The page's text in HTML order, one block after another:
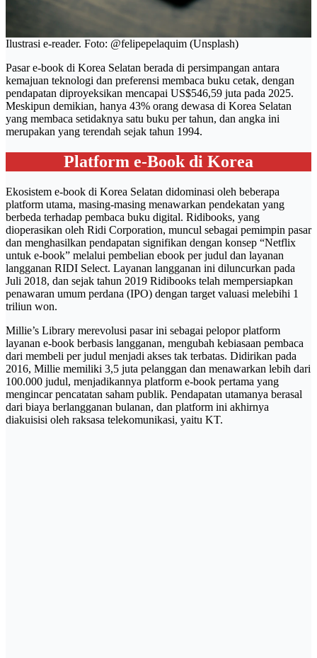
Ilustrasi e-reader. Foto: @felipepelaquim (Unsplash)
Pasar e-book di Korea Selatan berada di persimpangan antara
kemajuan teknologi dan preferensi membaca buku cetak, dengan
pendapatan diproyeksikan mencapai US$546,59 juta pada 2025.
Meskipun demikian, hanya 43% orang dewasa di Korea Selatan
yang membaca setidaknya satu buku per tahun, dan angka ini
merupakan yang terendah sejak tahun 1994.
Platform e-Book di Korea
Ekosistem e-book di Korea Selatan didominasi oleh beberapa
platform utama, masing-masing menawarkan pendekatan yang
berbeda terhadap pembaca buku digital. Ridibooks, yang
dioperasikan oleh Ridi Corporation, muncul sebagai pemimpin pasar
dan menghasilkan pendapatan signifikan dengan konsep “Netflix
untuk e-book” melalui pembelian ebook per judul dan layanan
langganan RIDI Select. Layanan langganan ini diluncurkan pada
Juli 2018, dan sejak tahun 2019 Ridibooks telah mempersiapkan
penawaran umum perdana (IPO) dengan target valuasi melebihi 1
triliun won.
Millie’s Library merevolusi pasar ini sebagai pelopor platform
layanan e-book berbasis langganan, mengubah kebiasaan pembaca
dari membeli per judul menjadi akses tak terbatas. Didirikan pada
2016, Millie memiliki 3,5 juta pelanggan dan menawarkan lebih dari
100.000 judul, menjadikannya platform e-book pertama yang
mengincar pencatatan saham publik. Pendapatan utamanya berasal
dari biaya berlangganan bulanan, dan platform ini akhirnya
diakuisisi oleh raksasa telekomunikasi, yaitu KT.